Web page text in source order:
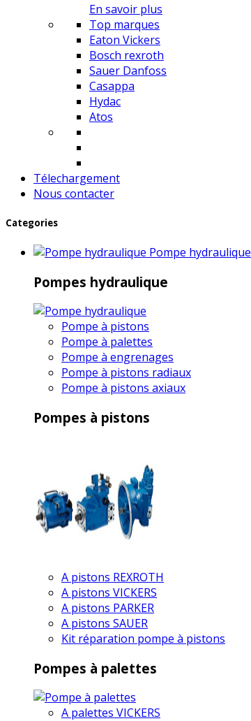
En savoir plus
Top marques
Eaton Vickers
Bosch rexroth
Sauer Danfoss
Casappa
Hydac
Atos
Télechargement
Nous contacter
Categories
Pompe hydraulique
Pompes hydraulique
Pompe à pistons
Pompe à palettes
Pompe à engrenages
Pompe à pistons radiaux
Pompe à pistons axiaux
Pompes à pistons
A pistons REXROTH
A pistons VICKERS
A pistons PARKER
A pistons SAUER
Kit réparation pompe à pistons
Pompes à palettes
A palettes VICKERS